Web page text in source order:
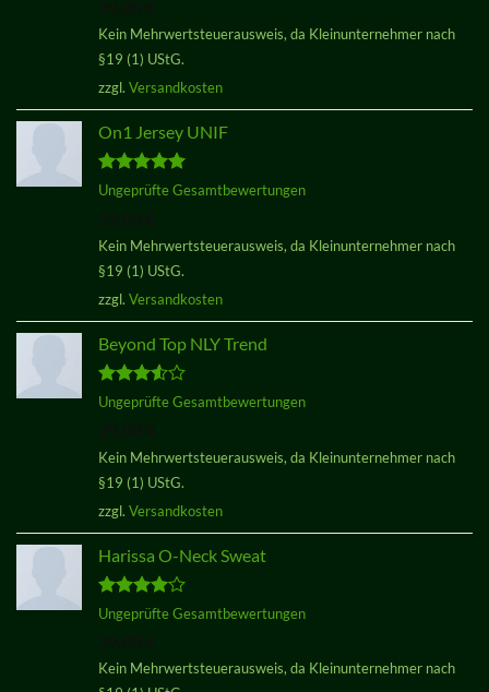
Kein Mehrwertsteuerausweis, da Kleinunternehmer nach
§19 (1) UStG.
zzgl. Versandkosten
On1 Jersey UNIF
Bewertet
Ungeprüfte Gesamtbewertungen
Kein Mehrwertsteuerausweis, da Kleinunternehmer nach
§19 (1) UStG.
zzgl. Versandkosten
Beyond Top NLY Trend
Bewertet
Ungeprüfte Gesamtbewertungen
Kein Mehrwertsteuerausweis, da Kleinunternehmer nach
§19 (1) UStG.
zzgl. Versandkosten
Harissa O-Neck Sweat
Bewertet
Ungeprüfte Gesamtbewertungen
Kein Mehrwertsteuerausweis, da Kleinunternehmer nach